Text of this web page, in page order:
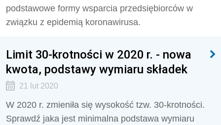
podstawowe formy wsparcia przedsiębiorców w
związku z epidemią koronawirusa.
Limit 30-krotności w 2020 r. - nowa
kwota, podstawy wymiaru składek
21 lut 2020
W 2020 r. zmieniła się wysokość tzw. 30-krotności.
Sprawdź jaka jest minimalna podstawa wymiaru